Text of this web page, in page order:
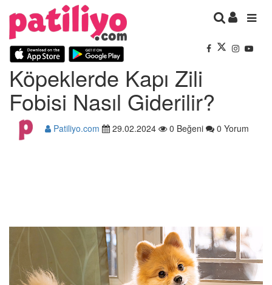
Köpeklerde Kapı Zili
Fobisi Nasıl Giderilir?
Patiliyo.com 29.02.2024 0 Beğeni 0 Yorum